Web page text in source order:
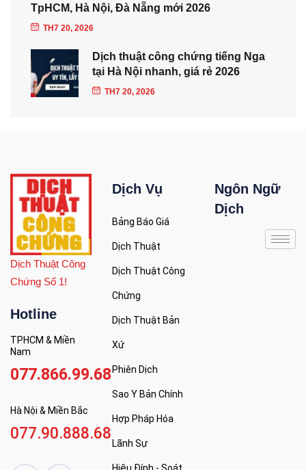
TpHCM, Hà Nội, Đà Nẵng mới 2026
TH7 20, 2026
Dịch thuật công chứng tiếng Nga
tại Hà Nội nhanh, giá rẻ 2026
TH7 20, 2026
Dịch Thuật Công
Chứng Số 1!
Hotline
TPHCM & Miền
Nam
077.866.99.68
Hà Nội & Miền Bắc
077.90.888.68
Dịch Vụ
Bảng Báo Giá
Dịch Thuật
Dịch Thuật Công
Chứng
Dịch Thuật Bản
Xứ
Phiên Dịch
Sao Y Bản Chính
Hợp Pháp Hóa
Lãnh Sự
Ngôn Ngữ
Dịch